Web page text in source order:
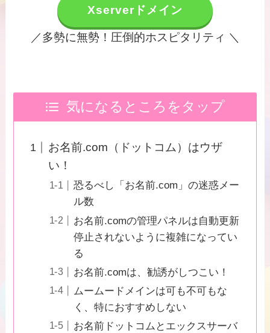
Xserverドメイン
／多勢に無勢！圧倒的ホスピタリティ ＼
気になるところをタップ
お名前.com（ドットコム）はウザ
い！
恐るべし「お名前.com」の迷惑メー
ル数
お名前.comの管理パネルは自動更新
停止されないように複雑になってい
る
お名前.comは、勧誘がしつこい！
ムームードメインは可も不可もな
く、特におすすめしない
お名前ドットコムとエックスサーバ